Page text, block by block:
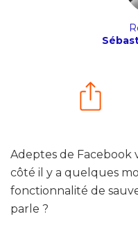
Adeptes de Facebook
côté il y a quelques
fonctionnalité de
parle ?